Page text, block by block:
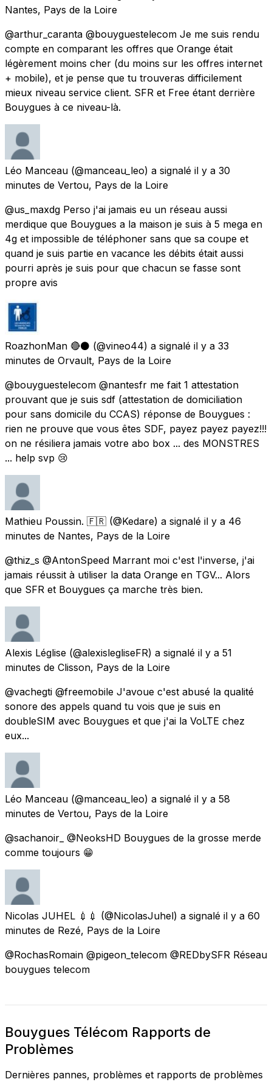
Nantes, Pays de la Loire
@arthur_caranta @bouyguestelecom Je me suis rendu
compte en comparant les offres que Orange était
légèrement moins cher (du moins sur les offres internet
+ mobile), et je pense que tu trouveras difficilement
mieux niveau service client. SFR et Free étant derrière
Bouygues à ce niveau-là.
Léo Manceau (@manceau_leo) a signalé il y a 30
minutes de Vertou, Pays de la Loire
@us_maxdg Perso j'ai jamais eu un réseau aussi
merdique que Bouygues a la maison je suis à 5 mega en
4g et impossible de téléphoner sans que sa coupe et
quand je suis partie en vacance les débits était aussi
pourri après je suis pour que chacun se fasse sont
propre avis
RoazhonMan 🔴⚫️ (@vineo44) a signalé il y a 33
minutes de Orvault, Pays de la Loire
@bouyguestelecom @nantesfr me fait 1 attestation
prouvant que je suis sdf (attestation de domiciliation
pour sans domicile du CCAS) réponse de Bouygues :
rien ne prouve que vous êtes SDF, payez payez payez!!!
on ne résiliera jamais votre abo box ... des MONSTRES
... help svp 😢
Mathieu Poussin. 🇫🇷 (@Kedare) a signalé il y a 46
minutes de Nantes, Pays de la Loire
@thiz_s @AntonSpeed Marrant moi c'est l'inverse, j'ai
jamais réussit à utiliser la data Orange en TGV... Alors
que SFR et Bouygues ça marche très bien.
Alexis Léglise (@alexislegliseFR) a signalé il y a 51
minutes de Clisson, Pays de la Loire
@vachegti @freemobile J'avoue c'est abusé la qualité
sonore des appels quand tu vois que je suis en
doubleSIM avec Bouygues et que j'ai la VoLTE chez
eux...
Léo Manceau (@manceau_leo) a signalé il y a 58
minutes de Vertou, Pays de la Loire
@sachanoir_ @NeoksHD Bouygues de la grosse merde
comme toujours 😁
Nicolas JUHEL 💉💉 (@NicolasJuhel) a signalé il y a 60
minutes de Rezé, Pays de la Loire
@RochasRomain @pigeon_telecom @REDbySFR Réseau
bouygues telecom
Bouygues Télécom Rapports de
Problèmes
Dernières pannes, problèmes et rapports de problèmes